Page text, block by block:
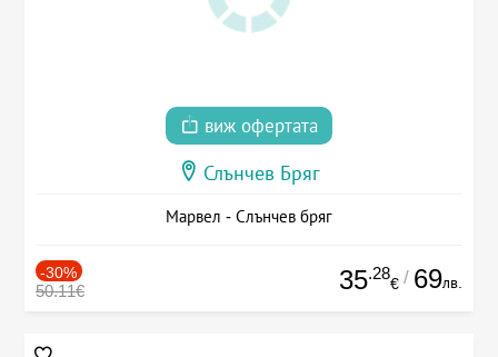
виж офертата
Слънчев Бряг
Марвел - Слънчев бряг
-30%
50.11€ 35.28
€ / 69лв.